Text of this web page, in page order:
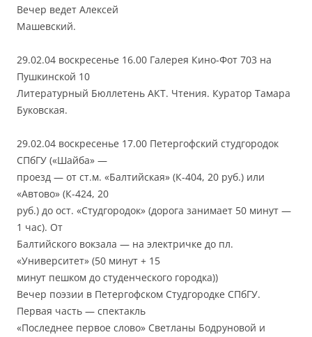
Вечер ведет Алексей
Машевский.
29.02.04 воскресенье 16.00 Галерея Кино-Фот 703 на
Пушкинской 10
Литературный Бюллетень АКТ. Чтения. Куратор Тамара
Буковская.
29.02.04 воскресенье 17.00 Петергофский студгородок
СПбГУ («Шайба» —
проезд — от ст.м. «Балтийская» (К-404, 20 руб.) или
«Автово» (К-424, 20
руб.) до ост. «Студгородок» (дорога занимает 50 минут —
1 час). От
Балтийского вокзала — на электричке до пл.
«Университет» (50 минут + 15
минут пешком до студенческого городка))
Вечер поэзии в Петергофском Студгородке СПбГУ.
Первая часть — спектакль
«Последнее первое слово» Светланы Бодруновой и